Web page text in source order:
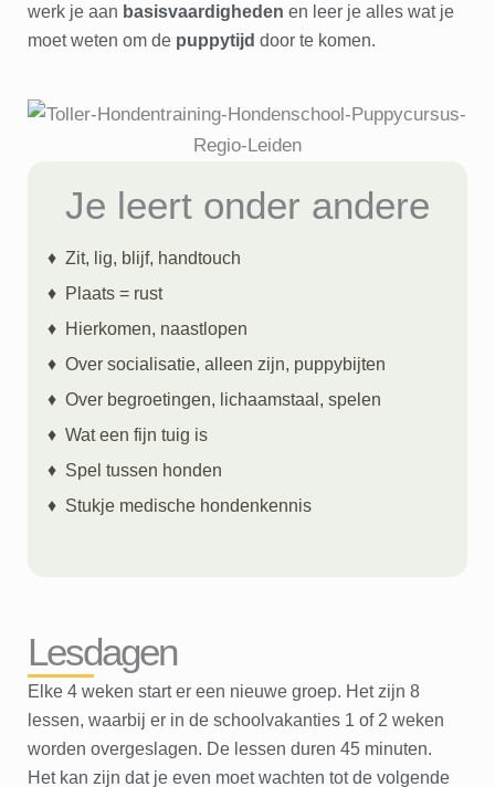
werk je aan basisvaardigheden en leer je alles wat je
moet weten om de puppytijd door te komen.
Je leert onder andere
♦ Zit, lig, blijf, handtouch
♦ Plaats = rust
♦ Hierkomen, naastlopen
♦ Over socialisatie, alleen zijn, puppybijten
♦ Over begroetingen, lichaamstaal, spelen
♦ Wat een fijn tuig is
♦ Spel tussen honden
♦ Stukje medische hondenkennis
Lesdagen
Elke 4 weken start er een nieuwe groep. Het zijn 8
lessen, waarbij er in de schoolvakanties 1 of 2 weken
worden overgeslagen. De lessen duren 45 minuten.
Het kan zijn dat je even moet wachten tot de volgende